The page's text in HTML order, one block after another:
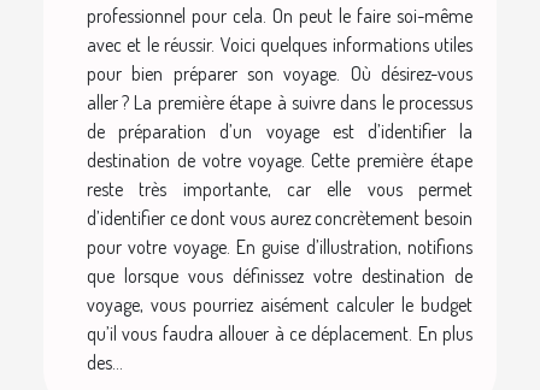
professionnel pour cela. On peut le faire soi-même
avec et le réussir. Voici quelques informations utiles
pour bien préparer son voyage. Où désirez-vous
aller ? La première étape à suivre dans le processus
de préparation d’un voyage est d’identifier la
destination de votre voyage. Cette première étape
reste très importante, car elle vous permet
d’identifier ce dont vous aurez concrètement besoin
pour votre voyage. En guise d’illustration, notifions
que lorsque vous définissez votre destination de
voyage, vous pourriez aisément calculer le budget
qu’il vous faudra allouer à ce déplacement. En plus
des...